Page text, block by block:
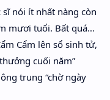
nói ít nhất nàng còn
mươi tuổi. Bất quá…
Cẩm lên sổ sinh tử,
cuối năm”
trung “chờ ngày